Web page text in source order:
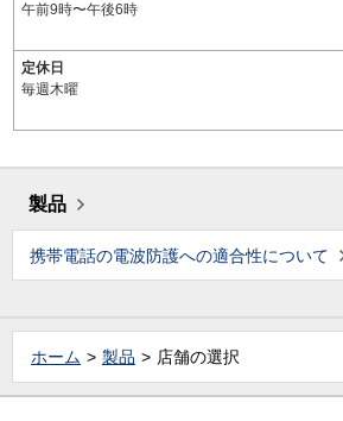
午前9時〜午後6時
定休日
毎週木曜
製品
携帯電話の電波防護への適合性について
ホーム 製品 店舗の選択